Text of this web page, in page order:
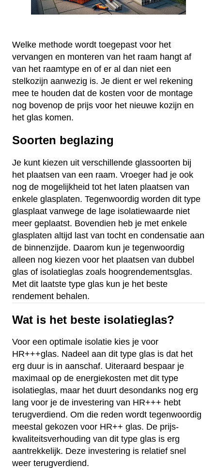
Welke methode wordt toegepast voor het
vervangen en monteren van het raam hangt af
van het raamtype en of er al dan niet een
stelkozijn aanwezig is. Je dient er wel rekening
mee te houden dat de kosten voor de montage
nog bovenop de prijs voor het nieuwe kozijn en
het glas komen.
Soorten beglazing
Je kunt kiezen uit verschillende glassoorten bij
het plaatsen van een raam. Vroeger had je ook
nog de mogelijkheid tot het laten plaatsen van
enkele glasplaten. Tegenwoordig worden dit type
glasplaat vanwege de lage isolatiewaarde niet
meer geplaatst. Bovendien heb je met enkele
glasplaten altijd last van tocht en condensatie aan
de binnenzijde. Daarom kun je tegenwoordig
alleen nog kiezen voor het plaatsen van dubbel
glas of isolatieglas zoals hoogrendementsglas.
Met dit laatste type glas kun je het beste
rendement behalen.
Wat is het beste isolatieglas?
Voor een optimale isolatie kies je voor
HR+++glas. Nadeel aan dit type glas is dat het
erg duur is in aanschaf. Uiteraard bespaar je
maximaal op de energiekosten met dit type
isolatieglas, maar het duurt desondanks nog erg
lang voor je de investering van HR+++ hebt
terugverdiend. Om die reden wordt tegenwoordig
meestal gekozen voor HR++ glas. De prijs-
kwaliteitsverhouding van dit type glas is erg
aantrekkelijk. Deze investering is relatief snel
weer terugverdiend.